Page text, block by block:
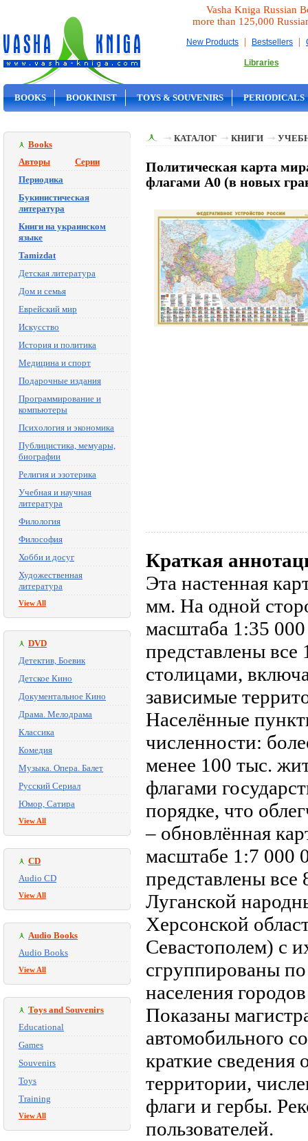
Vasha Kniga Russian
more than 125,000
New Products | Bestsellers |
Libraries
BOOKS BOOKINIST TOYS & SOUVENIRS PERIODICALS
Books
Авторы
Серии
Периодика
Букинистическая
литература
Книги на украинском
языке
Tamizdat
Детская литература
Дом и семья
Еврейский мир
Искусство
История и политика
Медицина и спорт
Подарочные издания
Программирование и
компьютеры
Психология и экономика
Публицистика, мемуары,
биографии
Религия и эзотерика
Учебная и научная
литература
Филология
Философия
Хобби и досуг
Художественная
литература
View All
DVD
Детектив, Боевик
Детское Кино
Документальное Кино
Драма. Мелодрама
Классика
Комедия
Музыка. Опера. Балет
Русский Сериал
Юмор, Сатира
View All
CD
Audio CD
View All
Audio Books
Audio Books
View All
Toys and Souvenirs
Educational
Games
Souvenirs
Toys
Training
View All
КАТАЛОГ КНИГИ
Политическая карта
флагами А0 (в новых
Краткая
Эта настенная
мм. На одной
масштаба 1:35
представлены все
столицами,
зависимые
Населённые
численности:
менее 100 тыс.
флагами
порядке, что
– обновлённая
масштабе 1:7 000
представлены
Луганской
Херсонской
Севастополем) с
сгруппированы
населения
Показаны
автомобильного
краткие
территории,
флаги и гербы.
пользователей.